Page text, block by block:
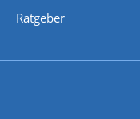
Ratgeber